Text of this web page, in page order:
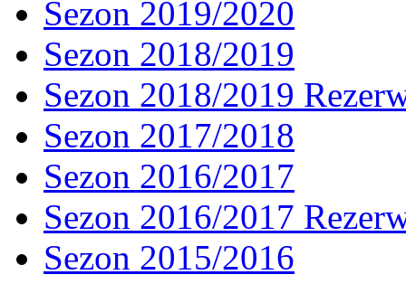
Sezon 2019/2020
Sezon 2018/2019
Sezon 2018/2019
Sezon 2017/2018
Sezon 2016/2017
Sezon 2016/2017
Sezon 2015/2016